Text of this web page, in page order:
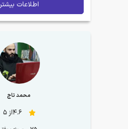
اطلاعات بیشتر
محمد تاج
4.6از 5